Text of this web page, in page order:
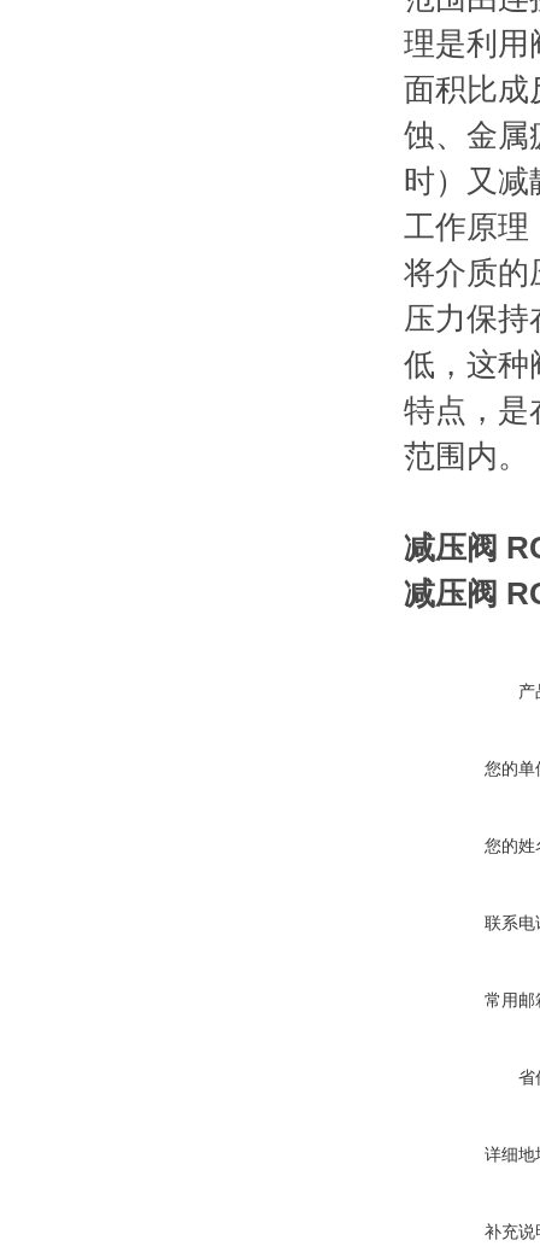
理是利用
面积比成
蚀、金属
时）又
工作原理
将介质的
压力保持
低，这种
特点，是
范围内。
减压阀
减压阀
产
您的单
您的姓
联系电
常用邮
省
详细地
补充说